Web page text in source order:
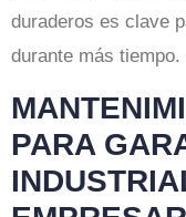
duraderos es clave
durante más tiempo.
PARA